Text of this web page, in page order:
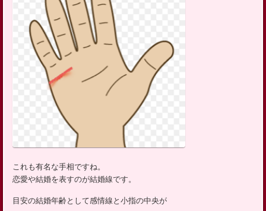
これも有名な手相ですね。
恋愛や結婚を表すのが結婚線です。
目安の結婚年齢として感情線と小指の中央が